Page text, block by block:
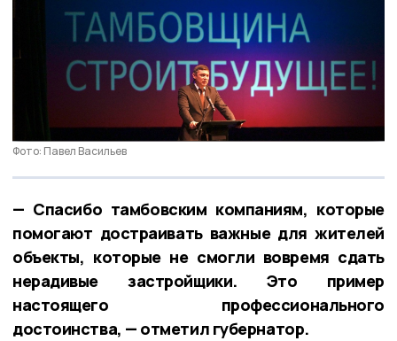
Фото: Павел Васильев
— Спасибо тамбовским компаниям, которые
помогают достраивать важные для жителей
объекты, которые не смогли вовремя сдать
нерадивые застройщики. Это пример
настоящего профессионального
достоинства, — отметил губернатор.